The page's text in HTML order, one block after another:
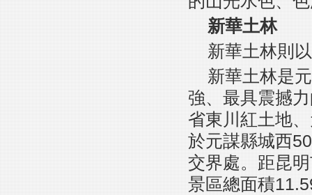
新華土林
新華土林則
新華土林是
強、最具震撼
省東川紅土地
於元謀縣城西
交界處。距昆
景區總面積